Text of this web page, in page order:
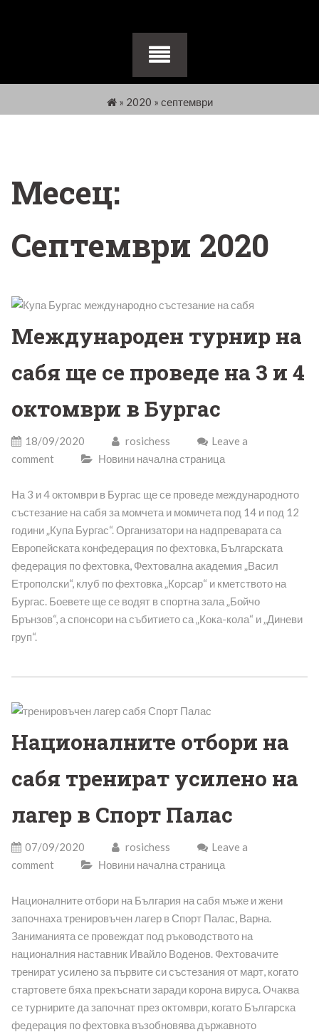
» 2020 » септември
Месец:
Септември 2020
Международен турнир на
сабя ще се проведе на 3 и 4
октомври в Бургас
18/09/2020 rosichess
Leave a
comment
Новини начална страница
На 3 и 4 октомври в Бургас ще се проведе международното
състезание на сабя за момчета и момичета под 14 и под 12
години „Купа Бургас“. Организатори на надпреварата са
Европейската конфедерация по фехтовка, Българската
федерация по фехтовка, Фехтовална академия „Васил
Етрополски“, клуб по фехтовка „Корсар“ и кметството на
Бургас. Боевете ще се водят в спортна зала „Бойчо
Брънзов“, а спонсори на събитието са „Кока-кола“ и „Диневи
груп“.
Националните отбори на
сабя тренират усилено на
лагер в Спорт Палас
07/09/2020 rosichess
Leave a
comment
Новини начална страница
Националните отбори на България на сабя мъже и жени
започнаха тренировъчен лагер в Спорт Палас, Варна.
Заниманията се провеждат под ръководството на
националния наставник Ивайло Воденов. Фехтовачите
тренират усилено за първите си състезания от март, когато
стартовете бяха прекъснати заради корона вируса. Очаква
се турнирите да започнат през октомври, когато Българска
федерация по фехтовка възобновява държавното